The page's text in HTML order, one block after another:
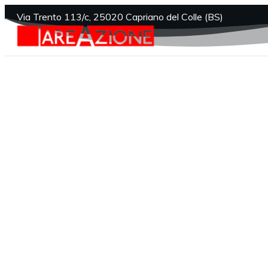
Via Trento 113/c, 25020 Capriano del Colle (BS)